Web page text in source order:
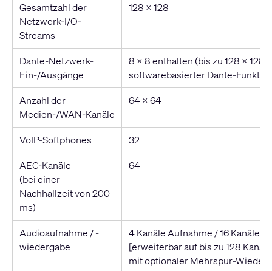
Gesamtzahl der
Netzwerk-I/O-
Streams
128 x 128
Dante-Netzwerk-
Ein-/Ausgänge
8 x 8 enthalten (bis zu 128 x 128
softwarebasierter Dante-
Anzahl der
Medien-/WAN-Kanäle
64 x 64
VoIP-Softphones
32
AEC-Kanäle
(bei einer
Nachhallzeit von 200
ms)
64
Audioaufnahme / -
wiedergabe
4 Kanäle Aufnahme / 16 Kanäle
[erweiterbar auf bis zu 128
mit optionaler Mehrspur-